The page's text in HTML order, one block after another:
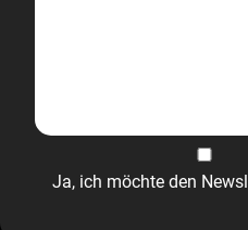
Ja, ich möchte den